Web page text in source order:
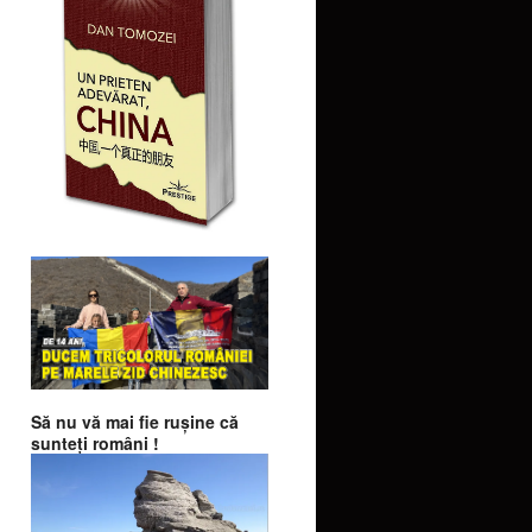
Să nu vă mai fie ruşine că
sunteţi români !